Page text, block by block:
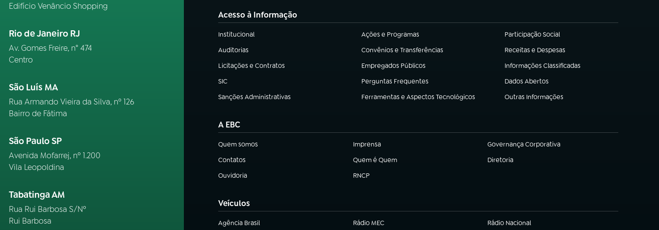
Edifício Venâncio Shopping
Rio de Janeiro RJ
Av. Gomes Freire, n° 474
Centro
São Luís MA
Rua Armando Vieira da Silva, nº 126
Bairro de Fátima
São Paulo SP
Avenida Mofarrej, nº 1.200
Vila Leopoldina
Tabatinga AM
Rua Rui Barbosa S/Nº
Rui Barbosa
Acesso à Informação
Institucional
(abre em nova aba) Ações e Programas
(abre em nova aba) Participação Social
(abre em nova aba)
Auditorias
(abre em nova aba) Convênios e Transferências
(abre em nova aba) Receitas e Despesas
(abre em nova aba)
Licitações e Contratos
(abre em nova aba) Empregados Públicos
(abre em nova aba) Informações Classificadas
(abre em nova aba)
SIC
(abre em nova aba) Perguntas Frequentes
(abre em nova aba) Dados Abertos
(abre em nova aba)
Sanções Administrativas
(abre em nova aba) Ferramentas e Aspectos Tecnológicos
(abre em nova aba) Outras Informações
(abre em nova aba)
A EBC
Quem somos
(abre em nova aba) Imprensa
(abre em nova aba) Governança Corporativa
(abre em nova aba)
Contatos
(abre em nova aba) Quem é Quem
(abre em nova aba) Diretoria
(abre em nova aba)
Ouvidoria
(abre em nova aba) RNCP
(abre em nova aba)
Veículos
Agência Brasil
(abre em nova aba) Rádio MEC
(abre em nova aba) Rádio Nacional